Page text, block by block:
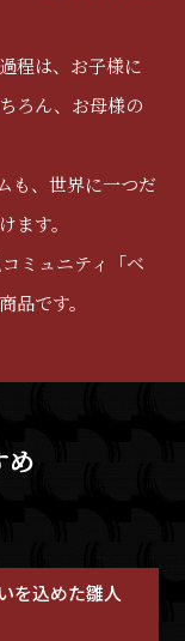
程は、お子様に
ろん、お母様の
も、世界に一つだ
ます。
ミュニティ「ベ
品です。
め
を込めた雛人